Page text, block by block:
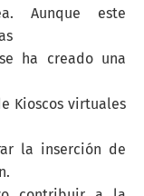
Aunque este
ha creado una
Kioscos virtuales
la inserción de